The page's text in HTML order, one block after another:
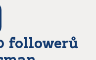
followerů